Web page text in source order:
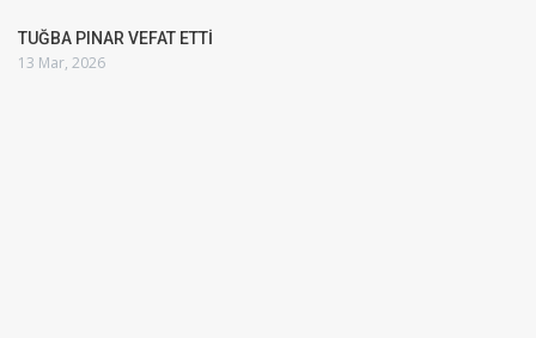
TUĞBA PINAR VEFAT ETTİ
13 Mar, 2026